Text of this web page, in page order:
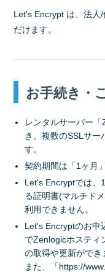
Let's Encrypt は、法人
だけます。
お手続き・
レンタルサーバー
き、複数のSSLサー
す。
契約期間は「1ヶ月
Let's Encryptでは、
る証明書(マルチド
利用できません。
Let's Encryptのお申
でZenlogicホスティ
の取得や更新ができ
また、「https://